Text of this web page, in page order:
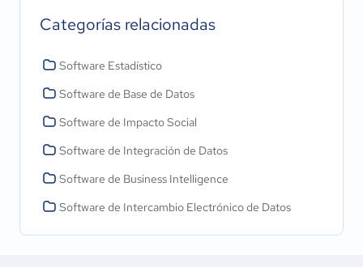
Categorías relacionadas
Software Estadístico
Software de Base de Datos
Software de Impacto Social
Software de Integración de Datos
Software de Business Intelligence
Software de Intercambio Electrónico de Datos